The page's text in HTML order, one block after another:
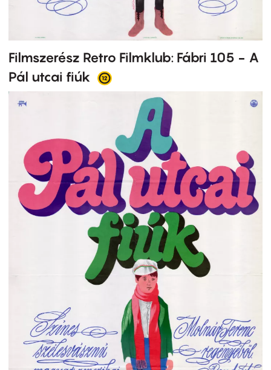
Filmszerész Retro Filmklub: Fábri 105 - A
Pál utcai fiúk